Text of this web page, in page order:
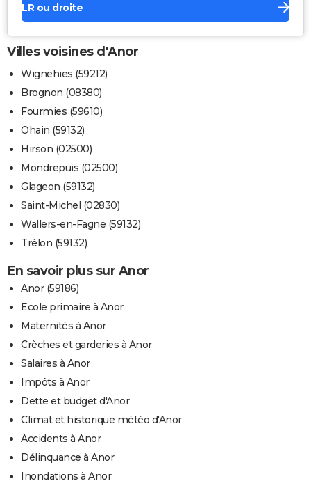
LR ou droite
Villes voisines d'Anor
Wignehies (59212)
Brognon (08380)
Fourmies (59610)
Ohain (59132)
Hirson (02500)
Mondrepuis (02500)
Glageon (59132)
Saint-Michel (02830)
Wallers-en-Fagne (59132)
Trélon (59132)
En savoir plus sur Anor
Anor (59186)
Ecole primaire à Anor
Maternités à Anor
Crèches et garderies à Anor
Salaires à Anor
Impôts à Anor
Dette et budget d'Anor
Climat et historique météo d'Anor
Accidents à Anor
Délinquance à Anor
Inondations à Anor